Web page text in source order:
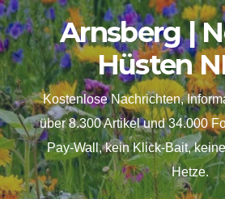
Arnsberg |
Hüsten
Kostenlose Nachrichten,
über 8.300 Artikel und 34.000
Pay-Wall, kein Klick-Bait,
Hetze.